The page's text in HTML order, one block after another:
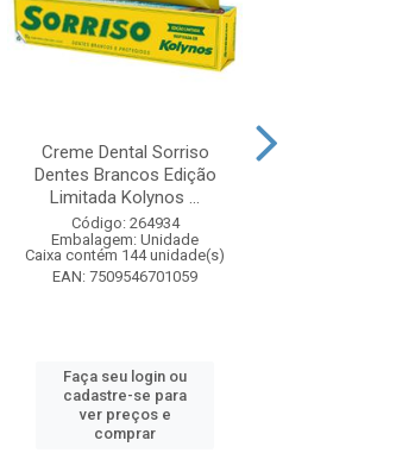
Creme Dental Sorriso
Dentes Brancos Edição
Limitada Kolynos ...
Código: 264934
Embalagem: Unidade
Caixa contém 144 unidade(s)
EAN: 7509546701059
Faça seu login ou
cadastre-se para
ver preços e
comprar